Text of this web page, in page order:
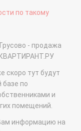
по такому
- продажа
скоро тут будут
по
и
помещений.
информацию на